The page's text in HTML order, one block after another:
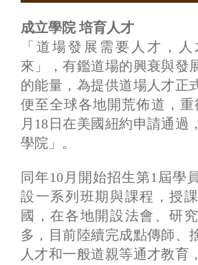
成立學院 培育人才
「道場發展需要人才，
來」，有鑑道場的興衰與發
的能量，為提供道場人才正
便至全球各地開荒佈道，重
月18日在美國紐約申請通過
學院」。
同年10月開始招生第1屆學
設一系列班期與課程，授
國，在各地開設法會、研
多，目前陸續完成點傳師、
人才和一般道親等通才教育